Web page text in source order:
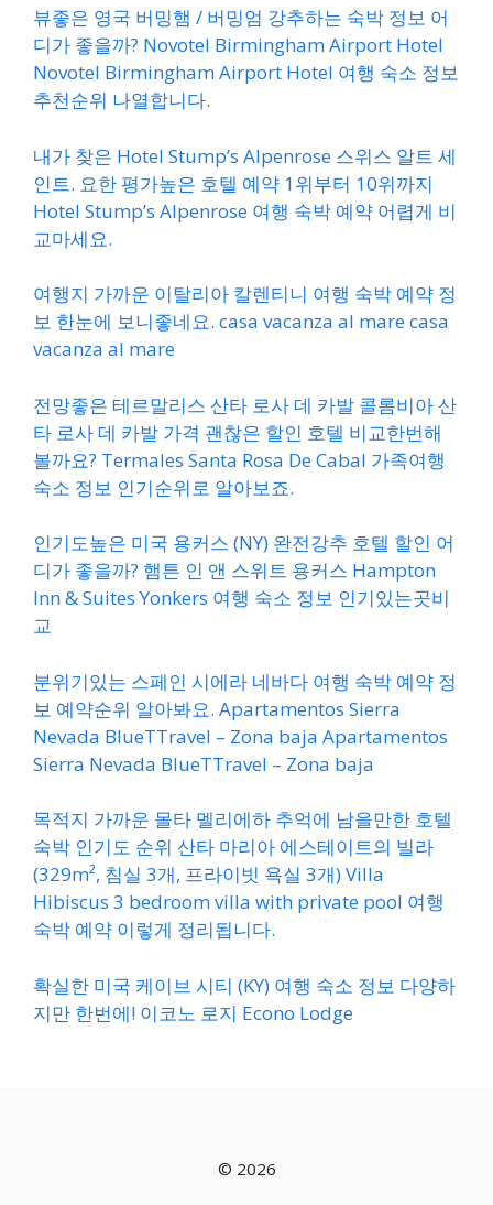
뷰좋은 영국 버밍햄 / 버밍엄 강추하는 숙박 정보 어
디가 좋을까? Novotel Birmingham Airport Hotel
Novotel Birmingham Airport Hotel 여행 숙소 정보
추천순위 나열합니다.
내가 찾은 Hotel Stump’s Alpenrose 스위스 알트 세
인트. 요한 평가높은 호텔 예약 1위부터 10위까지
Hotel Stump’s Alpenrose 여행 숙박 예약 어렵게 비
교마세요.
여행지 가까운 이탈리아 칼렌티니 여행 숙박 예약 정
보 한눈에 보니좋네요. casa vacanza al mare casa
vacanza al mare
전망좋은 테르말리스 산타 로사 데 카발 콜롬비아 산
타 로사 데 카발 가격 괜찮은 할인 호텔 비교한번해
볼까요? Termales Santa Rosa De Cabal 가족여행
숙소 정보 인기순위로 알아보죠.
인기도높은 미국 용커스 (NY) 완전강추 호텔 할인 어
디가 좋을까? 햄튼 인 앤 스위트 용커스 Hampton
Inn & Suites Yonkers 여행 숙소 정보 인기있는곳비
교
분위기있는 스페인 시에라 네바다 여행 숙박 예약 정
보 예약순위 알아봐요. Apartamentos Sierra
Nevada BlueTTravel – Zona baja Apartamentos
Sierra Nevada BlueTTravel – Zona baja
목적지 가까운 몰타 멜리에하 추억에 남을만한 호텔
숙박 인기도 순위 산타 마리아 에스테이트의 빌라
(329m², 침실 3개, 프라이빗 욕실 3개) Villa
Hibiscus 3 bedroom villa with private pool 여행
숙박 예약 이렇게 정리됩니다.
확실한 미국 케이브 시티 (KY) 여행 숙소 정보 다양하
지만 한번에! 이코노 로지 Econo Lodge
© 2026